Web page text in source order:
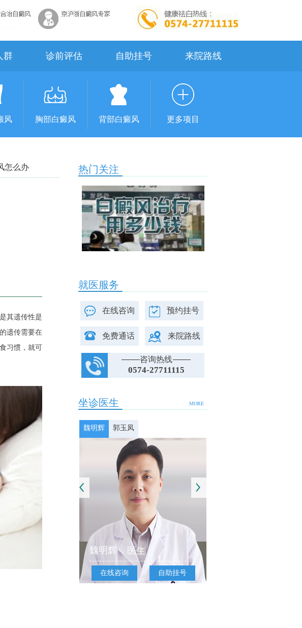
群 诊前评估 自助挂号 来院路线
风 胸部白癜风 背部白癜风 更多项目
怎么办
其遗传性是
遗传需要在
习惯，就可
热门关注
就医服务
在线咨询 预约挂号
免费通话 来院路线
咨询热线
0574-27711115
MORE
坐诊医生
魏明辉 郭玉凤
魏明辉 医生
在线咨询 自助挂号